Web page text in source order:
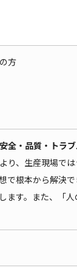
方
全・品質・トラ
り、生産現場で
で根本から解決
ます。また、「